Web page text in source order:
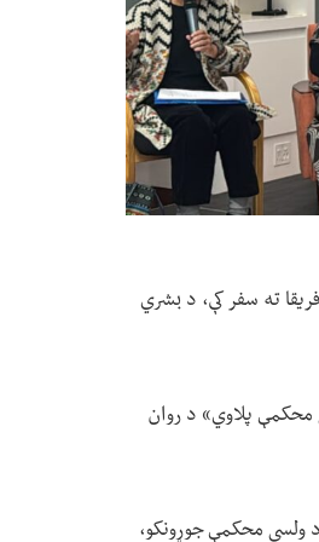
ته سفر کې، د بشري
محکمې پلاوي» د روان
ولسي محکمې جوړونکو،